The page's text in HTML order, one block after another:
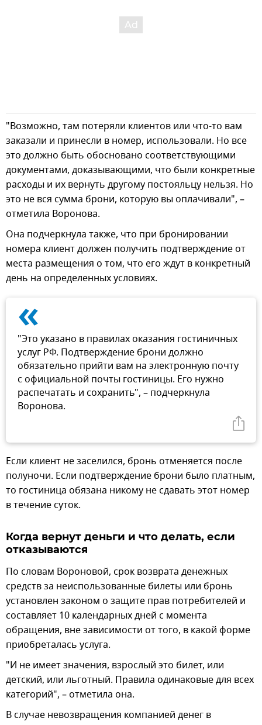
"Возможно, там потеряли клиентов или что-то вам
заказали и принесли в номер, использовали. Но все
это должно быть обосновано соответствующими
документами, доказывающими, что были конкретные
расходы и их вернуть другому постояльцу нельзя. Но
это не вся сумма брони, которую вы оплачивали", –
отметила Воронова.
Она подчеркнула также, что при бронировании
номера клиент должен получить подтверждение от
места размещения о том, что его ждут в конкретный
день на определенных условиях.
«
"Это указано в правилах оказания гостиничных
услуг РФ. Подтверждение брони должно
обязательно прийти вам на электронную почту
с официальной почты гостиницы. Его нужно
распечатать и сохранить", – подчеркнула
Воронова.
Если клиент не заселился, бронь отменяется после
полуночи. Если подтверждение брони было платным,
то гостиница обязана никому не сдавать этот номер
в течение суток.
Когда вернут деньги и что делать, если
отказываются
По словам Вороновой, срок возврата денежных
средств за неиспользованные билеты или бронь
установлен законом о защите прав потребителей и
составляет 10 календарных дней с момента
обращения, вне зависимости от того, в какой форме
приобреталась услуга.
"И не имеет значения, взрослый это билет, или
детский, или льготный. Правила одинаковые для всех
категорий", – отметила она.
В случае невозвращения компанией денег в